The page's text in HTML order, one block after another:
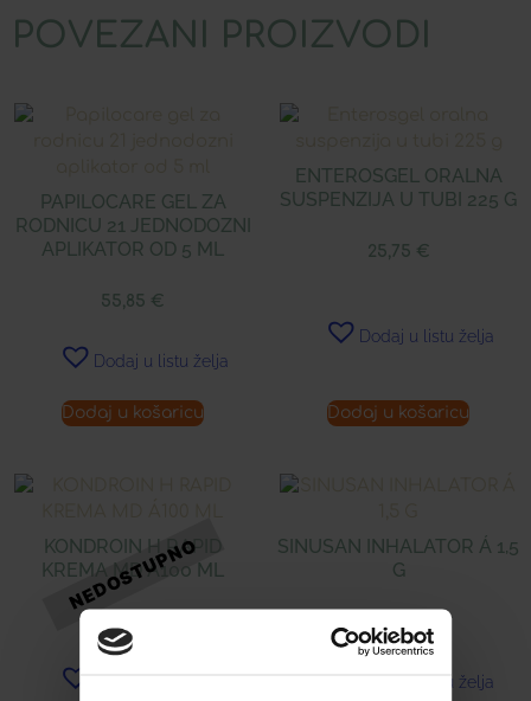
POVEZANI PROIZVODI
PAPILOCARE GEL ZA
RODNICU 21 JEDNODOZNI
APLIKATOR OD 5 ML
55,85 €
Dodaj u listu želja
Dodaj u košaricu
ENTEROSGEL ORALNA
SUSPENZIJA U TUBI 225 G
25,75 €
Dodaj u listu želja
Dodaj u košaricu
KONDROIN H RAPID
KREMA MD Á100 ML
SINUSAN INHALATOR Á 1,5
G
Dodaj u listu želja